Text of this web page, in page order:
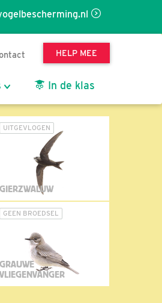
HELP MEE
In de klas
UITGEVLOGEN
GIERZWALUW
GEEN BROEDSEL
GRAUWE
VLIEGENVANGER